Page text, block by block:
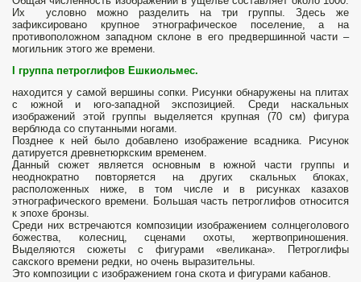
Их условно можно разделить на три группы. Здесь же
зафиксировано крупное этнографическое поселение, а на
противоположном западном склоне в его предвершинной части –
могильник этого же времени.
группа петроглифов Ешкиольмес.
находится у самой вершины сопки. Рисунки обнаружены на плитах
с южной и юго-западной экспозицией. Среди наскальных
изображений этой группы выделяется крупная (70 см) фигура
верблюда со спутанными ногами.
Позднее к ней было добавлено изображение всадника. Рисунок
датируется древнетюркским временем.
Данный сюжет является основным в южной части группы и
неоднократно повторяется на других скальных блоках,
расположенных ниже, в том числе и в рисунках казахов
этнографического времени. Большая часть петроглифов относится
к эпохе бронзы.
Среди них встречаются композиции изображением солнцеголового
божества, колесниц, сценами охоты, жертвоприношения.
Выделяются сюжеты с фигурами «великана». Петроглифы
сакского времени редки, но очень выразительны.
Это композиции с изображением гона скота и фигурами кабанов.